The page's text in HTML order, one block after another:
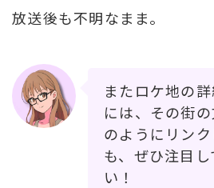
放送後も不明なまま。
またロケ地の
には、その街
のようにリン
も、ぜひ注目
い！